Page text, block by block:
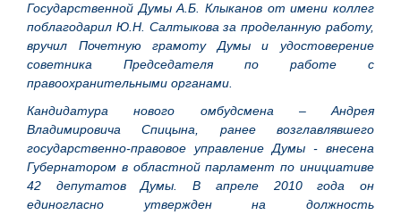
Государственной Думы А.Б. Клыканов от имени коллег
поблагодарил Ю.Н. Салтыкова за проделанную работу,
вручил Почетную грамоту Думы и удостоверение
советника Председателя по работе с
правоохранительными органами.
Кандидатура нового омбудсмена – Андрея
Владимировича Спицына, ранее возглавлявшего
государственно-правовое управление Думы - внесена
Губернатором в областной парламент по инициативе
42 депутатов Думы. В апреле 2010 года он
единогласно утвержден на должность